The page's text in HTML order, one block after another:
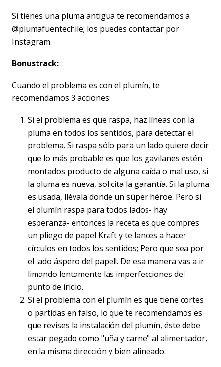
Si tienes una pluma antigua te recomendamos a
@plumafuentechile; los puedes contactar por
Instagram.
Bonustrack:
Cuando el problema es con el plumín, te
recomendamos 3 acciones:
Si el problema es que raspa, haz líneas con la
pluma en todos los sentidos, para detectar el
problema. Si raspa sólo para un lado quiere decir
que lo más probable es que los gavilanes estén
montados producto de alguna caída o mal uso, si
la pluma es nueva, solicita la garantía. Si la pluma
es usada, llévala donde un súper héroe. Pero si
el plumín raspa para todos lados- hay
esperanza- entonces la receta es que compres
un pliego de papel Kraft y te lances a hacer
círculos en todos los sentidos; Pero que sea por
el lado áspero del papel!. De esa manera vas a ir
limando lentamente las imperfecciones del
punto de iridio.
Si el problema con el plumín es que tiene cortes
o partidas en falso, lo que te recomendamos es
que revises la instalación del plumín, éste debe
estar pegado como "uña y carne" al alimentador,
en la misma dirección y bien alineado.